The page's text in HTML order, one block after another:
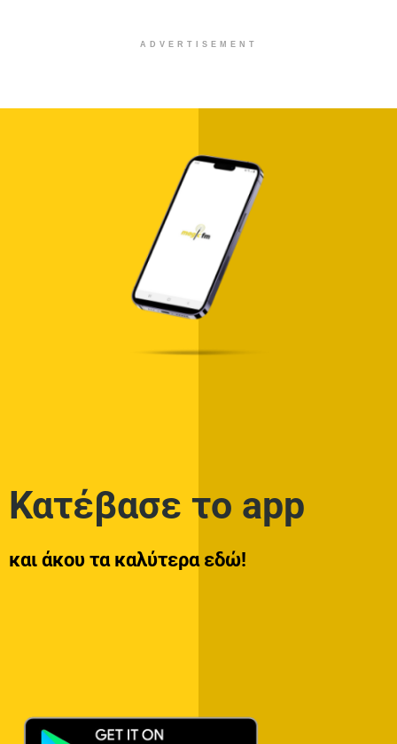
ADVERTISEMENT
Κατέβασε το app
και άκου τα καλύτερα εδώ!